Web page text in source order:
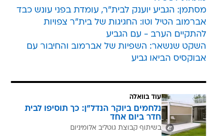
מסתמן: הגביע יוענק לבית"ר, עומדת בפני עונש כבד
אברמוב הטיל וטו: החגיגות של בית"ר צפויות
להתקיים הערב - עם הגביע
השקט שנשאר: השפיות של אברמוב והחיבור עם
אבוקסיס הביאו גביע
עוד בוואלה
נלחמים ביוקר הנדל"ן: כך תוסיפו לבית
חדר ביום אחד
בשיתוף קבוצת גוטליב אלומיניום